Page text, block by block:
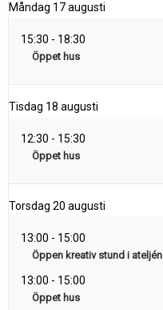
Måndag 17 augusti
15:30 - 18:30
Öppet hus
Tisdag 18 augusti
12:30 - 15:30
Öppet hus
Torsdag 20 augusti
13:00 - 15:00
Öppen kreativ stund i ateljén
13:00 - 15:00
Öppet hus